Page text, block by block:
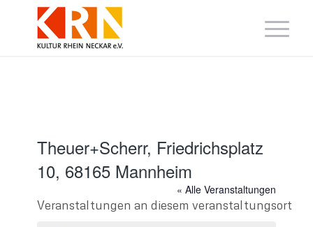
Theuer+Scherr, Friedrichsplatz
10, 68165 Mannheim
« Alle Veranstaltungen
Veranstaltungen an diesem veranstaltungsort